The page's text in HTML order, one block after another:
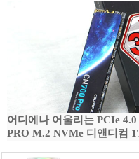
어디에나 어울리는 PCIe
PRO M.2 NVMe 디앤디컴